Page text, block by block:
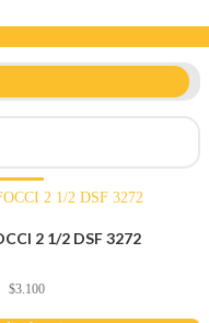
2 1/2 DSF 3272
$3.100